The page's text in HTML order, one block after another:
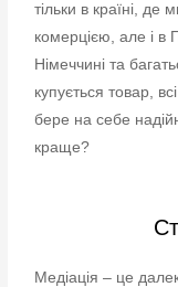
тільки в країні,
комерцією, але і в
Німеччині та
купується товар,
бере на себе
краще?
Медіація – це